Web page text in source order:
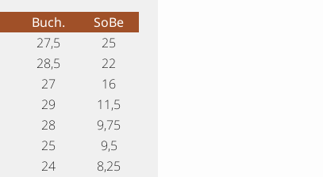
Buch.
SoBe
27,5
25
28,5
22
27
16
29
11,5
28
9,75
25
9,5
24
8,25